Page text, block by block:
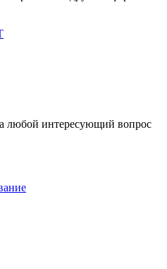
любой интересующий вопрос